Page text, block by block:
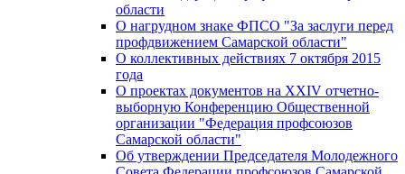
области
О нагрудном знаке ФПСО "За заслуги перед
профдвижением Самарской области"
О коллективных действиях 7 октября 2015
года
О проектах документов на XXIV отчетно-
выборную Конференцию Общественной
организации "Федерация профсоюзов
Самарской области"
Об утверждении Председателя Молодежного